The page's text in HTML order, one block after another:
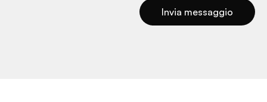
Invia messaggio